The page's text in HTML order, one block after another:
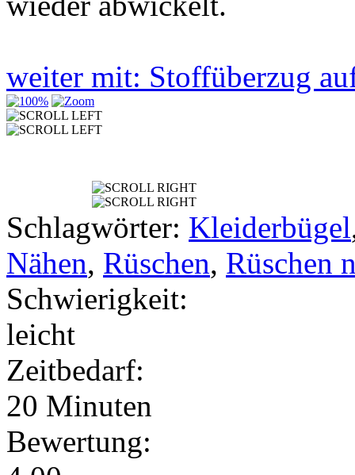
weiter mit: Stoffüberzug
Schlagwörter: Kleiderbügel
Nähen, Rüschen, Rüschen
Schwierigkeit:
leicht
Zeitbedarf:
20 Minuten
Bewertung: